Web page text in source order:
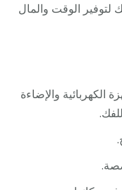
الوقت والمال
الكهربائية والإضاءة